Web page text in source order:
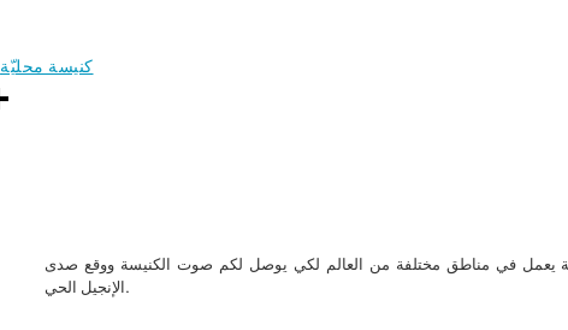
كنيسة محليّة
يعمل في مناطق مختلفة من العالم لكي يوصل لكم صوت الكنيسة ووقع صدى
الإنجيل الحي.